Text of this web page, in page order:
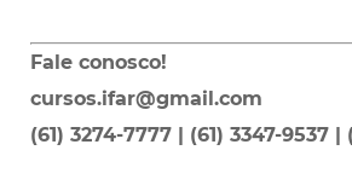
Fale conosco!
cursos.ifar@gmail.com
(61) 3274-7777 | (61) 3347-9537 |